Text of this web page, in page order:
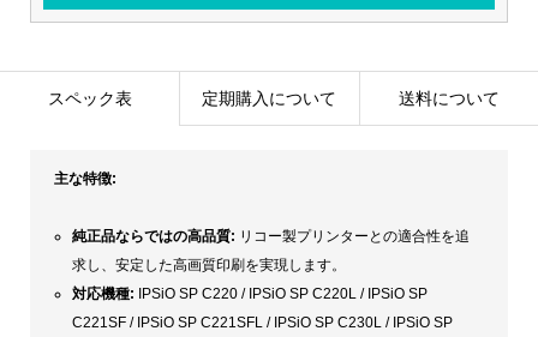
スペック表 定期購入について 送料について
主な特徴:
純正品ならではの高品質: リコー製プリンターとの適合性を追
求し、安定した高画質印刷を実現します。
対応機種: IPSiO SP C220 / IPSiO SP C220L / IPSiO SP
C221SF / IPSiO SP C221SFL / IPSiO SP C230L / IPSiO SP